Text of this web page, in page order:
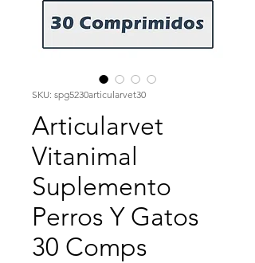
SKU: spg5230articularvet30
Articularvet
Vitanimal
Suplemento
Perros Y Gatos
30 Comps